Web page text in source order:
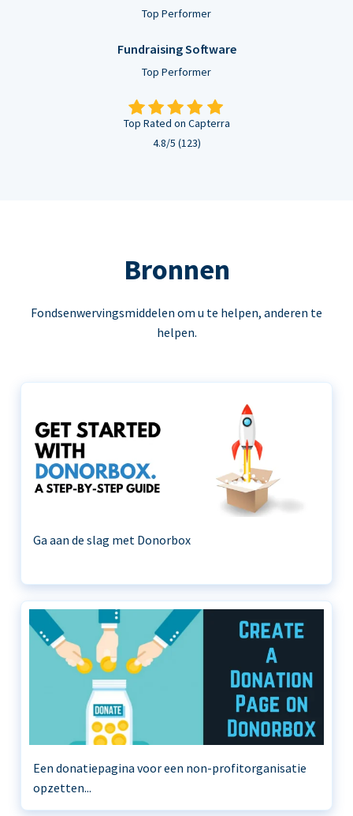
Top Performer
Fundraising Software
Top Performer
Top Rated on Capterra
4.8/5 (123)
Bronnen
Fondsenwervingsmiddelen om u te helpen, anderen te
helpen.
Ga aan de slag met Donorbox
Een donatiepagina voor een non-profitorganisatie
opzetten...